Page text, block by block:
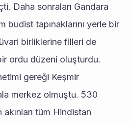
Daha sonraları Gandara
budist tapınaklarını yerle bir
birliklerine filleri de
ordu düzeni oluşturdu.
gereği Keşmir
merkez olmuştu. 530
akınları tüm Hindistan